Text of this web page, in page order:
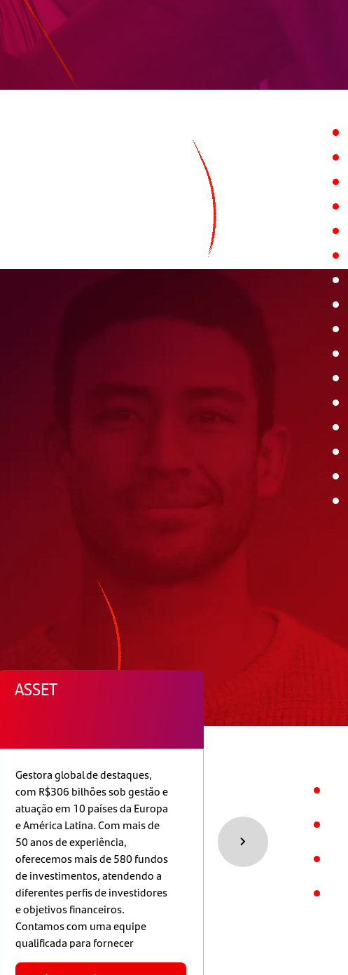
ASSET
Gestora global de destaques,
com R$306 bilhões sob gestão e
atuação em 10 países da Europa
e América Latina. Com mais de
50 anos de experiência,
oferecemos mais de 580 fundos
de investimentos, atendendo a
diferentes perfis de investidores
e objetivos financeiros.
Contamos com uma equipe
qualificada para fornecer
soluções personalizadas e
que falar de seguros
EuropAssistance
empresa de
em mais de 200 países,
para quem busca